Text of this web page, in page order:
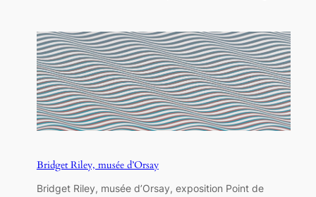
Bridget Riley, musée d’Orsay
Bridget Riley, musée d’Orsay, exposition Point de